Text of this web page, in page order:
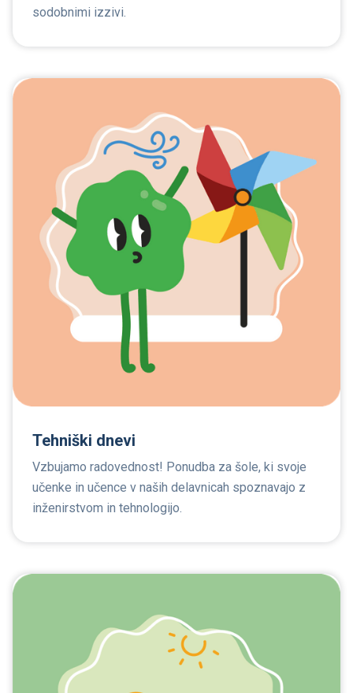
sodobnimi izzivi.
Tehniški dnevi
Vzbujamo radovednost! Ponudba za šole, ki svoje
učenke in učence v naših delavnicah spoznavajo z
inženirstvom in tehnologijo.